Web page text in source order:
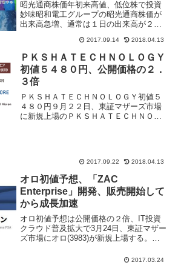
昭光通商株価年初来高値、低位株で投資
妙味昭和電工グループの昭光通商株価が
出来高急増、通常は１日の出来高が２０
４万９０００株で前日比８円高の１０９
円、１３日は出来高６４４万株と急増し
て一時は５円高の１１４円...
2017.09.14 2018.04.13
ＰＫＳＨＡＴＥＣＨＮＯＬＯＧＹ
初値５４８０円、公開価格の２．
３倍
ＰＫＳＨＡＴＥＣＨＮＯＬＯＧＹ初値５
４８０円９月２２日、東証マザーズ市場
に新規上場のＰＫＳＨＡＴＥＣＨＮＯＬ
2017.09.22 2018.04.13
オロ初値予想、「ZAC
Enterprise」開発、販売開始して
から成長加速
オロ初値予想は公開価格の２倍、IT投資
クラウド普及拡大で3月24日、東証マザー
ズ市場にオロ(3983)が新規上場する。公
場初日は買い気配からスタートしており
2017.03.24